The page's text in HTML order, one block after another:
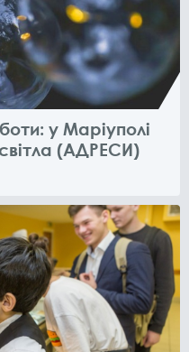
у Маріуполі
(АДРЕСИ)